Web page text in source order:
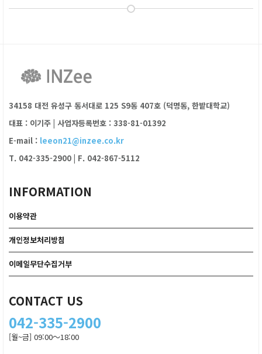
34158 대전 유성구 동서대로 125 S9동 407호 (덕명동, 한밭대학교)
대표 : 이기주 | 사업자등록번호 : 338-81-01392
E-mail : leeon21@inzee.co.kr
T. 042-335-2900 | F. 042-867-5112
INFORMATION
이용약관
개인정보처리방침
이메일무단수집거부
CONTACT US
042-335-2900
[월~금] 09:00～18:00